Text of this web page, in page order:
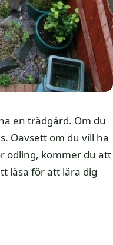
en trädgård. Om du
Oavsett om du vill ha
odling, kommer du att
läsa för att lära dig